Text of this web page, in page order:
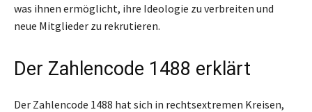
was ihnen ermöglicht, ihre Ideologie zu verbreiten und
neue Mitglieder zu rekrutieren.
Der Zahlencode 1488 erklärt
Der Zahlencode 1488 hat sich in rechtsextremen Kreisen,